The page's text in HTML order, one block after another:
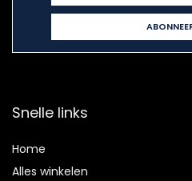
Snelle links
Home
Alles winkelen